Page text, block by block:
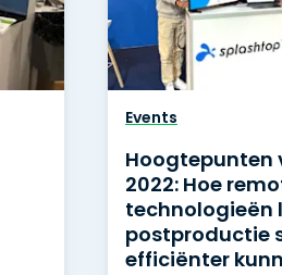
Events
Hoogtepunten
2022: Hoe
technologieën
postproductie
efficiënter